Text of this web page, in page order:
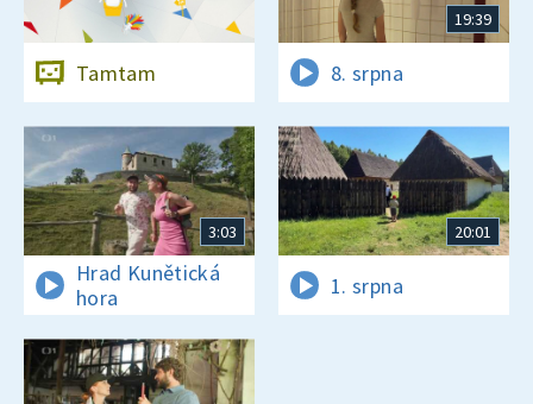
Tamtam
19:39
8. srpna
3:03
Hrad Kunětická
hora
20:01
1. srpna